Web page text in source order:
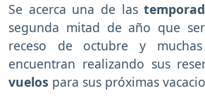
Se acerca una de las
segunda mitad de año que
receso de octubre y
encuentran realizando sus
vuelos para sus próximas